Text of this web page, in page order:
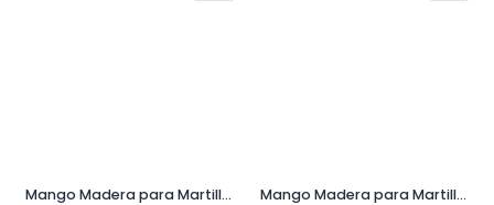
Mango Madera para Martillo Ref. M8001-B Mango Madera para Martillo Ref. M8001-C